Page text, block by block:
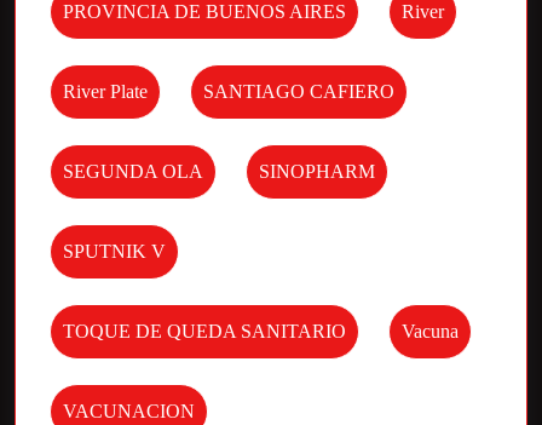
PROVINCIA DE BUENOS AIRES River
River Plate SANTIAGO CAFIERO
SEGUNDA OLA SINOPHARM
SPUTNIK V
TOQUE DE QUEDA SANITARIO Vacuna
VACUNACION